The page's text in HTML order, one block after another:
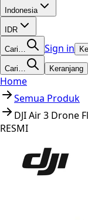
Indonesia
IDR
Cari… Sign in
Cari… Keranjang
Home
Semua Produk
DJI Air 3 Drone
RESMI